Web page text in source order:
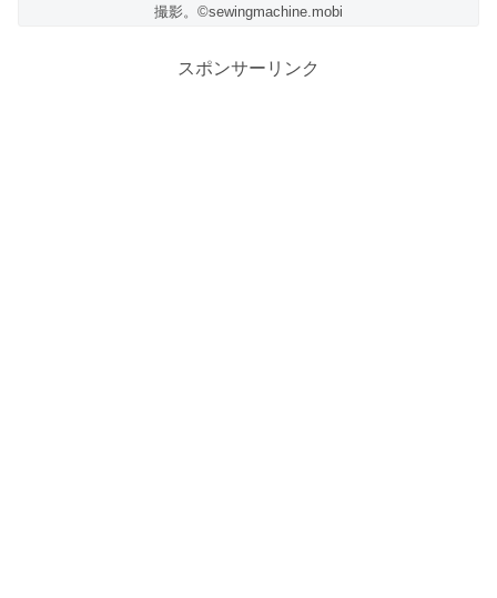
撮影。©sewingmachine.mobi
スポンサーリンク